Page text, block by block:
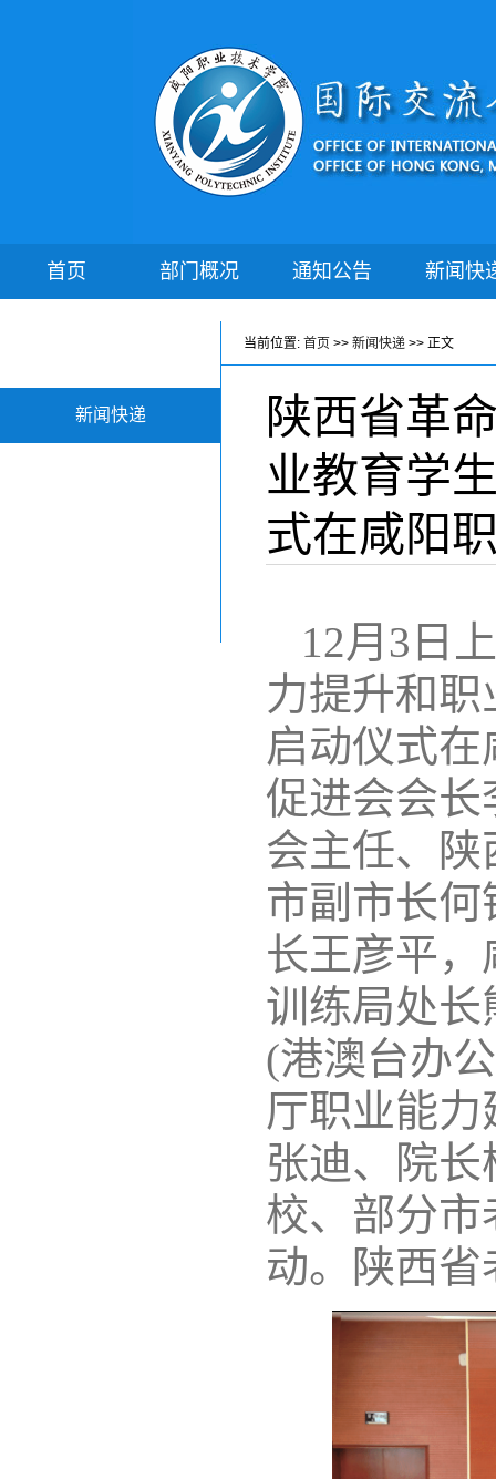
首页 部门概况 通知公告 新闻快
新闻快递
当前位置: 首页 >> 新闻快递 >> 正文
陕西省革
业教育学
式在咸阳
12月3日
力提升和
启动仪式
促进会会
会主任、
市副市长
长王彦平
训练局处
(港澳台办
厅职业能
张迪、院
校、部分
动。陕西